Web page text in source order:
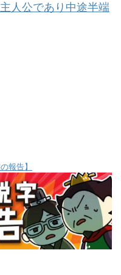
人公であり中途半端
報告】